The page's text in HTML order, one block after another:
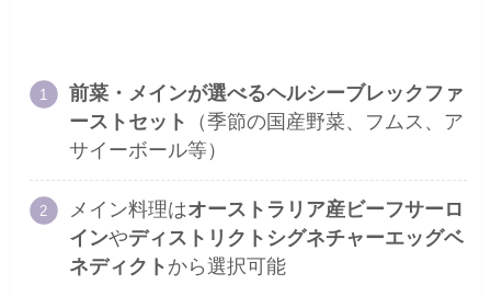
前菜・メインが選べるヘルシーブレックファ
ーストセット
（季節の国産野菜、フムス、ア
サイーボール等）
メイン料理はオーストラリア産ビーフサーロ
インやディストリクトシグネチャーエッグベ
ネディクト から選択可能